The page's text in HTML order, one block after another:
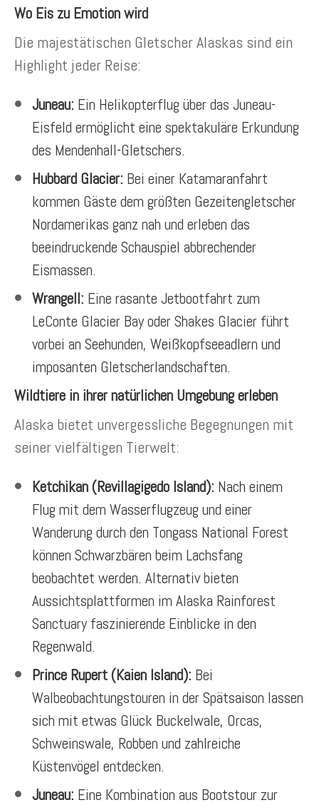
Wo Eis zu Emotion wird
Die majestätischen Gletscher Alaskas sind ein
Highlight jeder Reise:
Juneau: Ein Helikopterflug über das Juneau-
Eisfeld ermöglicht eine spektakuläre Erkundung
des Mendenhall-Gletschers.
Hubbard Glacier: Bei einer Katamaranfahrt
kommen Gäste dem größten Gezeitengletscher
Nordamerikas ganz nah und erleben das
beeindruckende Schauspiel abbrechender
Eismassen.
Wrangell: Eine rasante Jetbootfahrt zum
LeConte Glacier Bay oder Shakes Glacier führt
vorbei an Seehunden, Weißkopfseeadlern und
imposanten Gletscherlandschaften.
Wildtiere in ihrer natürlichen Umgebung erleben
Alaska bietet unvergessliche Begegnungen mit
seiner vielfältigen Tierwelt:
Ketchikan (Revillagigedo Island): Nach einem
Flug mit dem Wasserflugzeug und einer
Wanderung durch den Tongass National Forest
können Schwarzbären beim Lachsfang
beobachtet werden. Alternativ bieten
Aussichtsplattformen im Alaska Rainforest
Sanctuary faszinierende Einblicke in den
Regenwald.
Prince Rupert (Kaien Island): Bei
Walbeobachtungstouren in der Spätsaison lassen
sich mit etwas Glück Buckelwale, Orcas,
Schweinswale, Robben und zahlreiche
Küstenvögel entdecken.
Juneau: Eine Kombination aus Bootstour zur